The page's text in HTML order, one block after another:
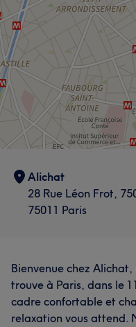
Alichat
28 Rue Léon Frot,
75011 Paris
Bienvenue chez
trouve à Paris, dans le
cadre confortable et
relaxation vous attend.